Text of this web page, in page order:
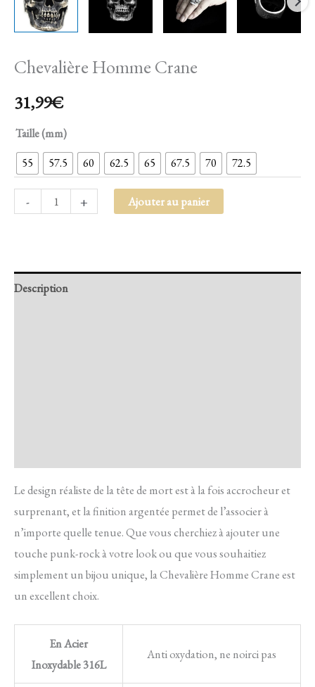
Chevalière Homme Crane
31,99€
Taille (mm)
55 57.5 60 62.5 65 67.5 70 72.5
- + Ajouter au panier
Description
Le design réaliste de la tête de mort est à la fois accrocheur et
surprenant, et la finition argentée permet de l’associer à
n’importe quelle tenue. Que vous cherchiez à ajouter une
touche punk-rock à votre look ou que vous souhaitiez
simplement un bijou unique, la Chevalière Homme Crane est
un excellent choix.
En Acier
Inoxydable 316L
Anti oxydation, ne noirci pas